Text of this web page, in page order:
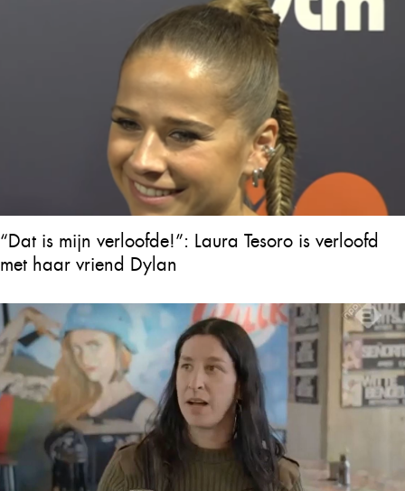
“Dat is mijn verloofde!”: Laura Tesoro is verloofd
met haar vriend Dylan